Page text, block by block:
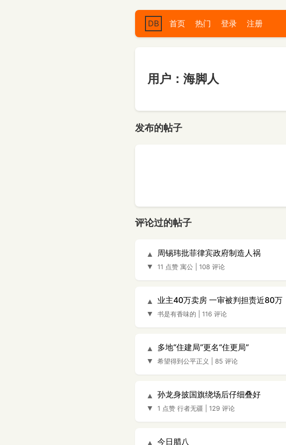
DB 首页 热门 登录 注册
用户：海脚人
发布的帖子
评论过的帖子
▲
▼
周锡玮批菲律宾政府制造人祸
11 点赞 寓公 108 评论
▲
▼
业主40万卖房 一审被判担责近80万
书是有香味的 116 评论
▲
▼
多地“住建局”更名“住更局”
希望得到公平正义 85 评论
▲
▼
孙龙身披国旗绕场后仔细叠好
1 点赞 行者无疆 129 评论
▲ 今日腊八